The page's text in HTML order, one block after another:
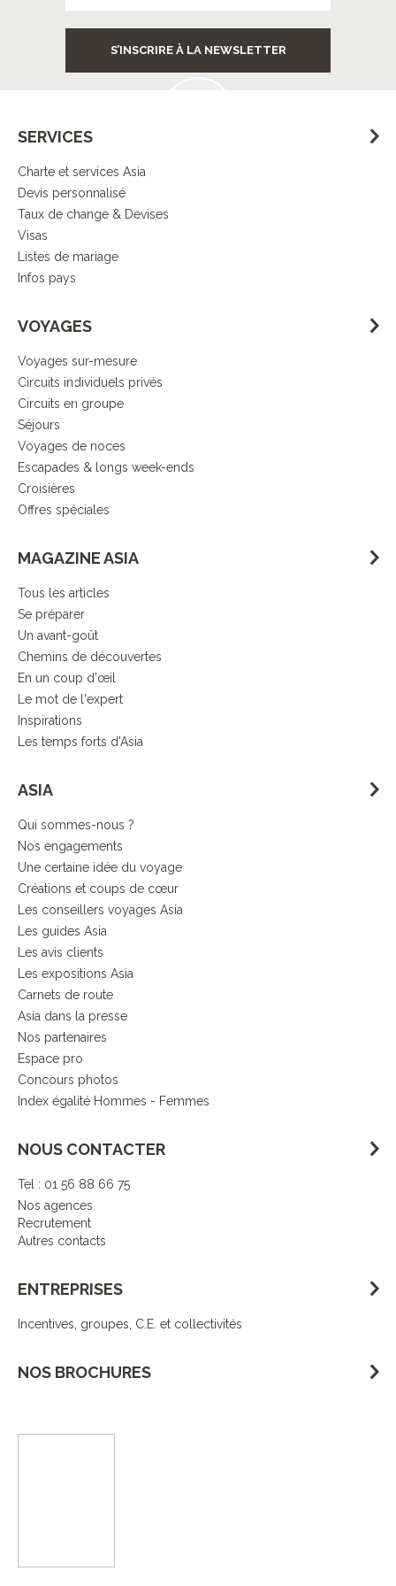
Services
S’INSCRIRE À LA NEWSLETTER
SERVICES
Charte et services Asia
Devis personnalisé
Taux de change & Devises
Visas
Listes de mariage
Infos pays
VOYAGES
Voyages sur-mesure
Circuits individuels privés
Circuits en groupe
Séjours
Voyages de noces
Escapades & longs week-ends
Croisières
Offres spéciales
MAGAZINE ASIA
Tous les articles
Se préparer
Un avant-goût
Chemins de découvertes
En un coup d'œil
Le mot de l'expert
Inspirations
Les temps forts d'Asia
ASIA
Qui sommes-nous ?
Nos engagements
Une certaine idée du voyage
Créations et coups de cœur
Les conseillers voyages Asia
Les guides Asia
Les avis clients
Les expositions Asia
Carnets de route
Asia dans la presse
Nos partenaires
Espace pro
Concours photos
Index égalité Hommes - Femmes
NOUS CONTACTER
Tel : 01 56 88 66 75
Nos agences
Recrutement
Autres contacts
ENTREPRISES
Incentives, groupes, C.E. et collectivités
NOS BROCHURES